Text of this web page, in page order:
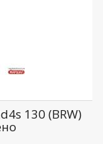
130 (BRW)